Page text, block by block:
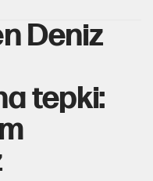
Deniz
tepki: